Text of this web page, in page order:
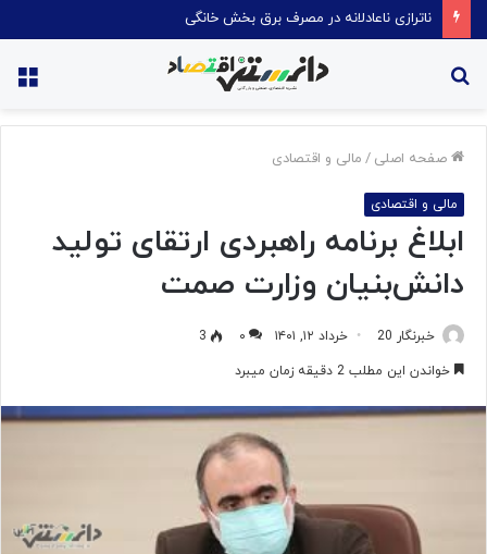
ناترازی ناعادلانه در مصرف برق بخش خانگی
صفحه اصلی / مالی و اقتصادی
مالی و اقتصادی
ابلاغ برنامه راهبردی ارتقای تولید
دانش‌بنیان وزارت صمت
خبرنگار 20 خرداد ۱۲, ۱۴۰۱ ۰
3
خواندن این مطلب 2 دقیقه زمان میبرد